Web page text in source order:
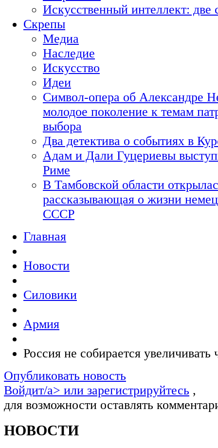
Искусственный интеллект:
Скрепы
Медиа
Наследие
Искусство
Идеи
Символ-опера об Александре
молодое поколение к темам
выбора
Два детектива о событиях в
Адам и Дали Гуцериевы
Риме
В Тамбовской области
рассказывающая о жизни
СССР
Главная
Новости
Силовики
Армия
Россия не собирается
Опубликовать новость
Войдит/a> или зарегистрируйтесь ,
для возможности оставлять
НОВОСТИ